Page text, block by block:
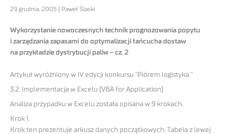
29 grudnia, 2005 | Paweł Ślaski
Wykorzystanie nowoczesnych technik prognozowania popytu
i zarządzania zapasami do optymalizacji łańcucha dostaw
na przykładzie dystrybucji paliw – cz. 2
Artykuł wyróżniony w IV edycji konkursu "Piórem logistyka."
3.2. Implementacja w Excelu (VBA for Application)
Analiza przypadku w Excelu została opisana w 9 krokach.
Krok 1.
Krok ten prezentuje arkusz danych początkowych. Tabela z lewej